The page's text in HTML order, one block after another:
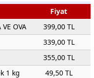
Fiyat
VE OVA 850 g399,00 TL
339,00 TL
355,00 TL
1 kg
49,50 TL